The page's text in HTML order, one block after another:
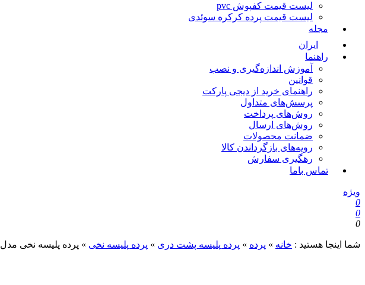
لیست قیمت کفپوش pvc
لیست قیمت پرده کرکره سوئدی
مجله
ایران
راهنما
آموزش اندازه‌گیری و نصب
قوانین
راهنمای خرید از دیجی پارکت
پرسش‌های متداول
روش‌های پرداخت
روش‌های ارسال
ضمانت محصولات
رویه‌های بازگرداندن کالا
رهگیری سفارش
تماس باما
ویژه
0
0
0
شما اینجا هستید : خانه » پرده » پرده پلیسه پشت دری » پرده پلیسه نخی » پرده پلیسه نخی مدل Moroco 01